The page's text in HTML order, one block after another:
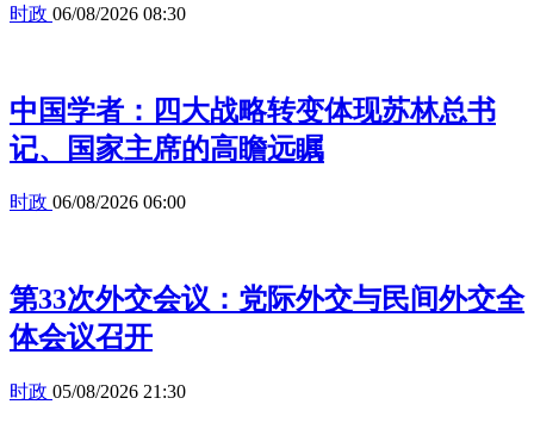
时政 06/08/2026 08:30
中国学者：四大战略转变体现苏林总书
记、国家主席的高瞻远瞩
时政 06/08/2026 06:00
第33次外交会议：党际外交与民间外交全
体会议召开
时政 05/08/2026 21:30